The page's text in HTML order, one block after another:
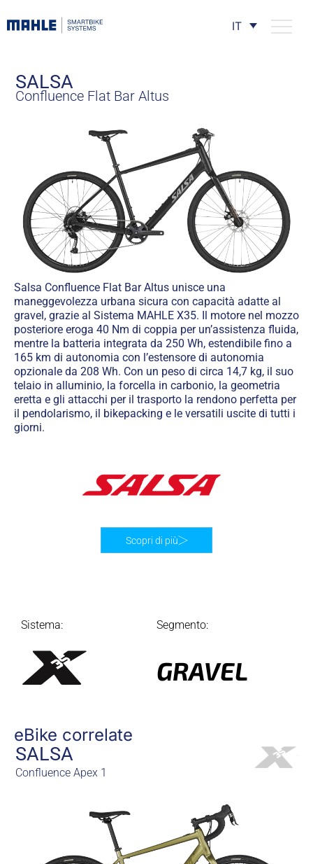
IT
SALSA
Confluence Flat Bar Altus
Salsa Confluence Flat Bar Altus unisce una
maneggevolezza urbana sicura con capacità adatte al
gravel, grazie al Sistema MAHLE X35. Il motore nel mozzo
posteriore eroga 40 Nm di coppia per un’assistenza fluida,
mentre la batteria integrata da 250 Wh, estendibile fino a
165 km di autonomia con l’estensore di autonomia
opzionale da 208 Wh. Con un peso di circa 14,7 kg, il suo
telaio in alluminio, la forcella in carbonio, la geometria
eretta e gli attacchi per il trasporto la rendono perfetta per
il pendolarismo, il bikepacking e le versatili uscite di tutti i
giorni.
Sistema: Segmento:
GRAVEL
Scopri di più
eBike correlate
SALSA
Confluence Apex 1